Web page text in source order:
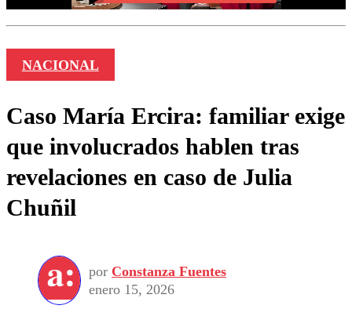
NACIONAL
Caso María Ercira: familiar exige
que involucrados hablen tras
revelaciones en caso de Julia
Chuñil
por Constanza Fuentes
enero 15, 2026